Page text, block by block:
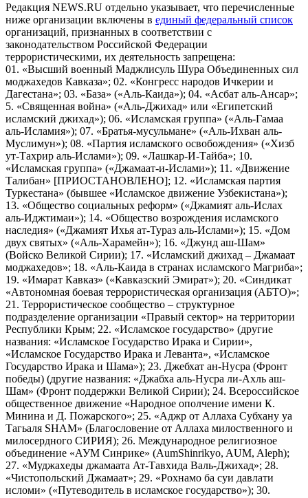
Редакция NEWS.RU отдельно указывает, что перечисленные
ниже организации включены в единый федеральный список
организаций, признанных в соответствии с
законодательством Российской Федерации
террористическими, их деятельность запрещена:
01. «Высший военный Маджлисуль Шура Объединенных сил
моджахедов Кавказа»; 02. «Конгресс народов Ичкерии и
Дагестана»; 03. «База» («Аль-Каида»); 04. «Асбат аль-Ансар»;
5. «Священная война» («Аль-Джихад» или «Египетский
исламский джихад»); 06. «Исламская группа» («Аль-Гамаа
аль-Исламия»); 07. «Братья-мусульмане» («Аль-Ихван аль-
Муслимун»); 08. «Партия исламского освобождения» («Хизб
ут-Тахрир аль-Ислами»); 09. «Лашкар-И-Тайба»; 10.
«Исламская группа» («Джамаат-и-Ислами»); 11. «Движение
Талибан» [ПРИОСТАНОВЛЕНО]; 12. «Исламская партия
Туркестана» (бывшее «Исламское движение Узбекистана»);
13. «Общество социальных реформ» («Джамият аль-Ислах
аль-Иджтимаи»); 14. «Общество возрождения исламского
наследия» («Джамият Ихья ат-Тураз аль-Ислами»); 15. «Дом
двух святых» («Аль-Харамейн»); 16. «Джунд аш-Шам»
(Войско Великой Сирии); 17. «Исламский джихад – Джамаат
моджахедов»; 18. «Аль-Каида в странах исламского Магриба»;
19. «Имарат Кавказ» («Кавказский Эмират»); 20. «Синдикат
«Автономная боевая террористическая организация (АБТО)»;
21. Террористическое сообщество – структурное
подразделение организации «Правый сектор» на территории
Республики Крым; 22. «Исламское государство» (другие
названия: «Исламское Государство Ирака и Сирии»,
«Исламское Государство Ирака и Леванта», «Исламское
Государство Ирака и Шама»); 23. Джебхат ан-Нусра (Фронт
победы) (другие названия: «Джабха аль-Нусра ли-Ахль аш-
Шам» (Фронт поддержки Великой Сирии); 24. Всероссийское
общественное движение «Народное ополчение имени К.
Минина и Д. Пожарского»; 25. «Аджр от Аллаха Субхану уа
Тагьаля SHAM» (Благословение от Аллаха милоственного и
милосердного СИРИЯ); 26. Международное религиозное
объединение «АУМ Синрике» (AumShinrikyo, AUM, Aleph);
27. «Муджахеды джамаата Ат-Тавхида Валь-Джихад»; 28.
«Чистопольский Джамаат»; 29. «Рохнамо ба суи давлати
исломи» («Путеводитель в исламское государство»); 30.